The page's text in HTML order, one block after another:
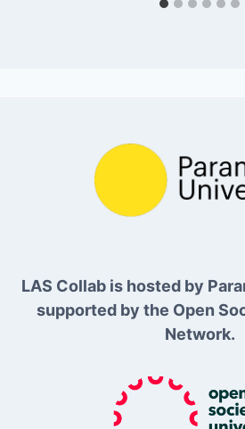
LAS Collab is hosted by
supported by the Open
Network.